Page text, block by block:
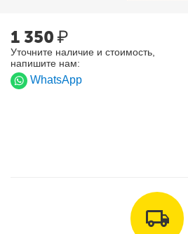
1 350₽
Уточните наличие и стоимость,
напишите нам:
WhatsApp